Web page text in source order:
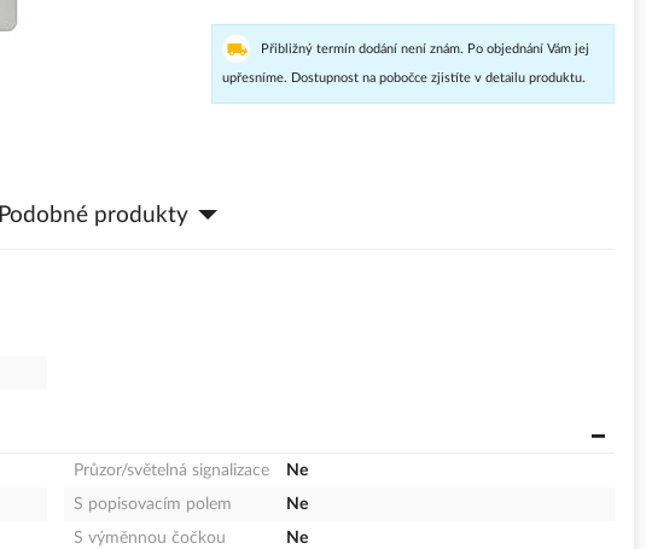
Přibližný termín dodání není znám. Po objednání Vám jej
upřesníme. Dostupnost na pobočce zjistíte v detailu produktu.
Podobné produkty
Průzor/světelná signalizace
Ne
S popisovacím polem
Ne
S výměnnou čočkou
Ne